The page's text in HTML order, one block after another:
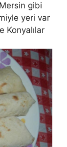
gibi
yeri var
Konyalılar